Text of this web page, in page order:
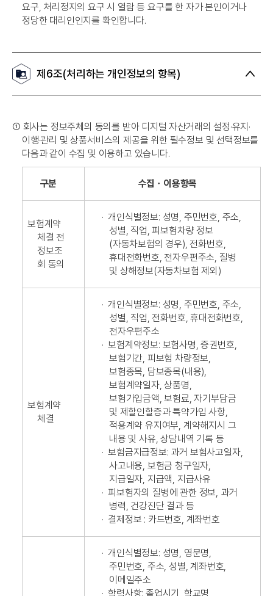
요구, 처리정지의 요구 시 열람 등 요구를 한 자가 본인이거나
정당한 대리인인지를 확인합니다.
제6조(처리하는 개인정보의 항목)
➀ 회사는 정보주체의 동의를 받아 디지털 자산거래의 설정·유지·
이행·관리 및 상품서비스의 제공을 위한 필수정보 및 선택정보를
다음과 같이 수집 및 이용하고 있습니다.
구분 수집ㆍ이용항목
보험계약
체결 전
정보조
회 동의
· 개인식별정보: 성명, 주민번호, 주소,
성별, 직업, 피보험차량 정보
(자동차보험의 경우), 전화번호,
휴대전화번호, 전자우편주소, 질병
및 상해정보(자동차보험 제외)
보험계약
체결
· 개인식별정보: 성명, 주민번호, 주소,
성별, 직업, 전화번호, 휴대전화번호,
전자우편주소
· 보험계약정보: 보험사명, 증권번호,
보험기간, 피보험 차량정보,
보험종목, 담보종목(내용),
보험계약일자, 상품명,
보험가입금액, 보험료, 자기부담금
및 제할인할증과 특약가입 사항,
적용계약 유지여부, 계약해지시 그
내용 및 사유, 상담내역 기록 등
· 보험금지급정보: 과거 보험사고일자,
사고내용, 보험금 청구일자,
지급일자, 지급액, 지급사유
· 피보험자의 질병에 관한 정보, 과거
병력, 건강진단 결과 등
· 결제정보 : 카드번호, 계좌번호
· 개인식별정보: 성명, 영문명,
주민번호, 주소, 성별, 계좌번호,
이메일주소
· 학력사항: 졸업시기, 학교명,